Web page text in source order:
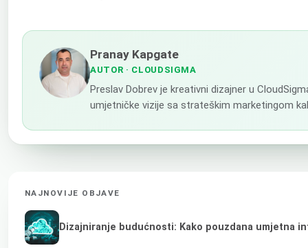
Pranay Kapgate
AUTOR · CLOUDSIGMA
Preslav Dobrev je kreativni dizajner u
umjetničke vizije sa strateškim marketingom
NAJNOVIJE OBJAVE
Dizajniranje budućnosti: Kako pouzdana umjetna